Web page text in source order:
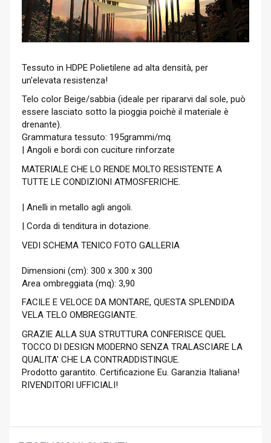
Tessuto in HDPE Polietilene ad alta densità, per
un'elevata resistenza!
Telo color Beige/sabbia (ideale per ripararvi dal sole, può
essere lasciato sotto la pioggia poichè il materiale è
drenante).
Grammatura tessuto: 195grammi/mq.
| Angoli e bordi con cuciture rinforzate
MATERIALE CHE LO RENDE MOLTO RESISTENTE A
TUTTE LE CONDIZIONI ATMOSFERICHE.
| Anelli in metallo agli angoli.
| Corda di tenditura in dotazione.
VEDI SCHEMA TENICO FOTO GALLERIA
Dimensioni (cm): 300 x 300 x 300
Area ombreggiata (mq): 3,90
FACILE E VELOCE DA MONTARE, QUESTA SPLENDIDA
VELA TELO OMBREGGIANTE.
GRAZIE ALLA SUA STRUTTURA CONFERISCE QUEL
TOCCO DI DESIGN MODERNO SENZA TRALASCIARE LA
QUALITA' CHE LA CONTRADDISTINGUE.
Prodotto garantito. Certificazione Eu. Garanzia Italiana!
RIVENDITORI UFFICIALI!